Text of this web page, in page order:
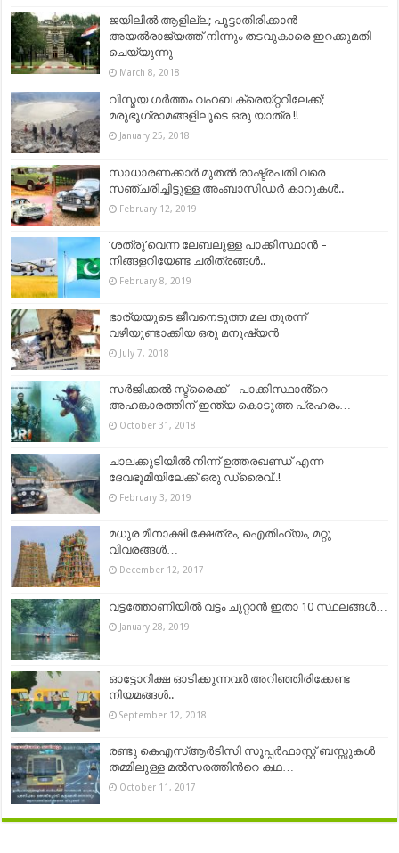
ജയിലില്‍ ആളില്ല; പൂട്ടാതിരിക്കാന്‍
അയല്‍രാജ്യത്ത് നിന്നും തടവുകാരെ ഇറക്കുമതി
ചെയ്യുന്നു
March 8, 2018
വിസ്മയ ഗര്‍ത്തം വഹബ ക്രെയ്റ്ററിലേക്ക്;
മരുഭൂഗ്രാമങ്ങളിലൂടെ ഒരു യാത്ര !!
January 25, 2018
സാധാരണക്കാര്‍ മുതല്‍ രാഷ്ട്രപതി വരെ
സഞ്ചരിച്ചിട്ടുള്ള അംബാസിഡർ കാറുകൾ..
February 12, 2019
‘ശത്രു’വെന്ന ലേബലുള്ള പാക്കിസ്ഥാൻ –
നിങ്ങളറിയേണ്ട ചരിത്രങ്ങൾ..
February 8, 2019
ഭാര്യയുടെ ജീവനെടുത്ത മല തുരന്ന്
വഴിയുണ്ടാക്കിയ ഒരു മനുഷ്യൻ
July 7, 2018
സർജിക്കൽ സ്ട്രൈക്ക് – പാക്കിസ്ഥാൻ്റെ
അഹങ്കാരത്തിന് ഇന്ത്യ കൊടുത്ത പ്രഹരം…
October 31, 2018
ചാലക്കുടിയിൽ നിന്ന് ഉത്തരഖണ്ഡ് എന്ന
ദേവഭൂമിയിലേക്ക് ഒരു ഡ്രൈവ്..!
February 3, 2019
മധുര മീനാക്ഷി ക്ഷേത്രം, ഐതിഹ്യം, മറ്റു
വിവരങ്ങൾ…
December 12, 2017
വട്ടത്തോണിയില്‍ വട്ടം ചു‌റ്റാന്‍ ഇതാ 10 സ്ഥലങ്ങ‌ള്‍…
January 28, 2019
ഓട്ടോറിക്ഷ ഓടിക്കുന്നവർ അറിഞ്ഞിരിക്കേണ്ട
നിയമങ്ങൾ..
September 12, 2018
രണ്ടു കെഎസ്ആര്‍ടിസി സൂപ്പര്‍ഫാസ്റ്റ് ബസ്സുകള്‍
തമ്മിലുള്ള മല്‍സരത്തിന്‍റെ കഥ…
October 11, 2017